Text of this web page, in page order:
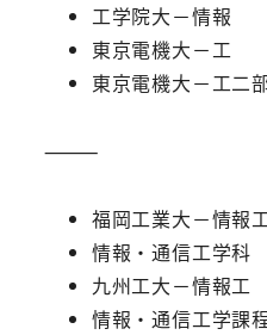
工学院大－情報
東京電機大－工
東京電機大－工二
⸻
福岡工業大－情報
情報・通信工学科
九州工大－情報工
情報・通信工学課